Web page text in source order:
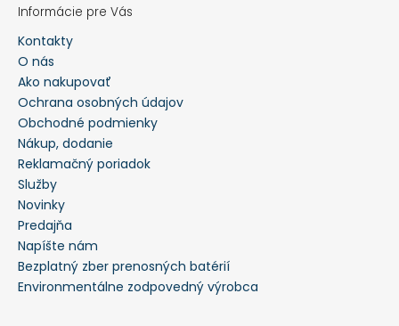
Informácie pre Vás
Kontakty
O nás
Ako nakupovať
Ochrana osobných údajov
Obchodné podmienky
Nákup, dodanie
Reklamačný poriadok
Služby
Novinky
Predajňa
Napíšte nám
Bezplatný zber prenosných batérií
Environmentálne zodpovedný výrobca